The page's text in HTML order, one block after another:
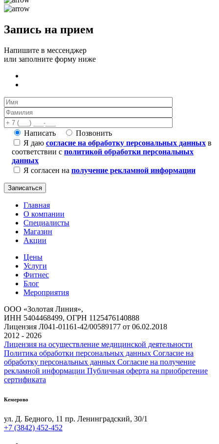
Запись на прием
Напишите в мессенджер
или заполните форму ниже
Написать
Позвонить
Я даю согласие на обработку персональных данных в
соответствии с политикой обработки персональных
данных
Я согласен на получение рекламной информации
Главная
О компании
Специалисты
Магазин
Акции
Цены
Услуги
Фитнес
Блог
Мероприятия
ООО «Золотая Линия»,
ИНН 5404468499, ОГРН 1125476140888
Лицензия Л041-01161-42/00589177 от 06.02.2018
2012 - 2026
Лицензия на осуществление медицинской деятельности
Политика обработки персональных данных Согласие на
обработку персональных данных Согласие на получение
рекламной информации Публичная оферта на приобретение
сертификата
Кемерово
ул. Д. Бедного, 11 пр. Ленинградский, 30/1
+7 (3842) 452-452